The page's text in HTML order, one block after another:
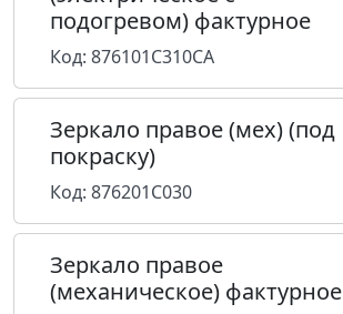
подогревом) фактурное
Код: 876101C310CA
Зеркало правое (мех) (под
покраску)
Код: 876201C030
Зеркало правое
(механическое) фактурное